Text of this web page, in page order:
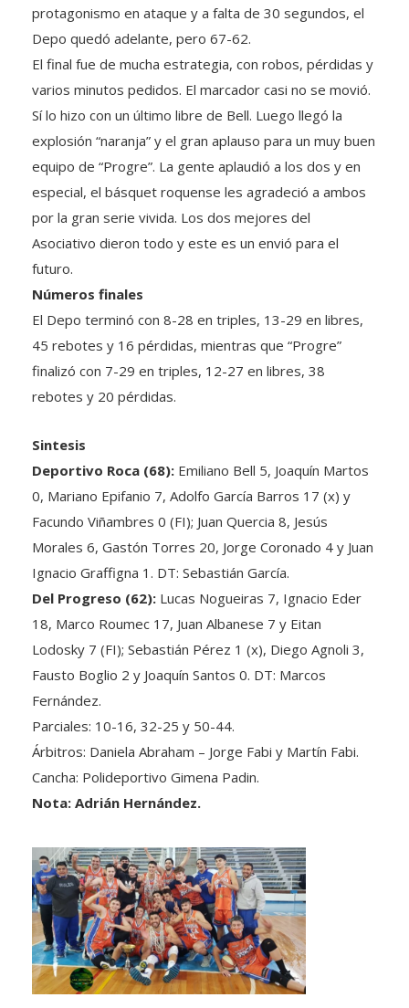
Depo quedó adelante, pero 67-62.
El final fue de mucha estrategia, con robos, pérdidas y
varios minutos pedidos. El marcador casi no se movió.
Sí lo hizo con un último libre de Bell. Luego llegó la
explosión “naranja” y el gran aplauso para un muy buen
equipo de “Progre”. La gente aplaudió a los dos y en
especial, el básquet roquense les agradeció a ambos
por la gran serie vivida. Los dos mejores del
Asociativo dieron todo y este es un envió para el
futuro.
Números finales
El Depo terminó con 8-28 en triples, 13-29 en libres,
45 rebotes y 16 pérdidas, mientras que “Progre”
finalizó con 7-29 en triples, 12-27 en libres, 38
rebotes y 20 pérdidas.
Deportivo Roca (68):
0, Mariano Epifanio 7, Adolfo García Barros 17 (x) y
Facundo Viñambres 0 (FI); Juan Quercia 8, Jesús
Morales 6, Gastón Torres 20, Jorge Coronado 4 y Juan
Ignacio Graffigna 1. DT: Sebastián García.
Del Progreso (62): Lucas Nogueiras 7, Ignacio Eder
18, Marco Roumec 17, Juan Albanese 7 y Eitan
Lodosky 7 (FI); Sebastián Pérez 1 (x), Diego Agnoli 3,
Fausto Boglio 2 y Joaquín Santos 0. DT: Marcos
Fernández.
Parciales: 10-16, 32-25 y 50-44.
Árbitros: Daniela Abraham – Jorge Fabi y Martín Fabi.
Cancha: Polideportivo Gimena Padin.
Nota: Adrián Hernández.